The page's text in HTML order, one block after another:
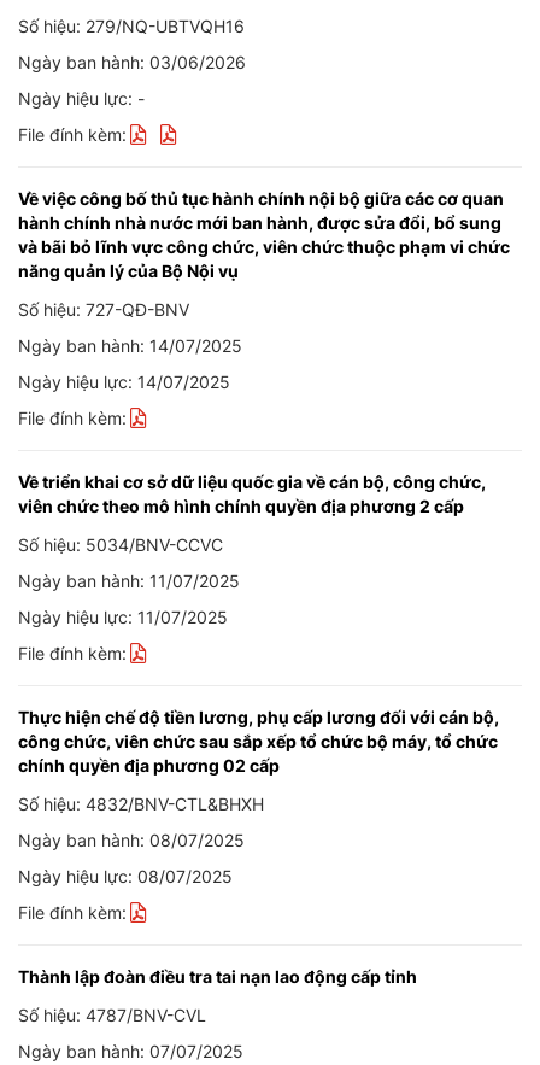
Số hiệu: 279/NQ-UBTVQH16
Ngày ban hành: 03/06/2026
Ngày hiệu lực: -
File đính kèm:
Về việc công bố thủ tục hành chính nội bộ giữa các cơ quan
hành chính nhà nước mới ban hành, được sửa đổi, bổ sung
và bãi bỏ lĩnh vực công chức, viên chức thuộc phạm vi chức
năng quản lý của Bộ Nội vụ
Số hiệu: 727-QĐ-BNV
Ngày ban hành: 14/07/2025
Ngày hiệu lực: 14/07/2025
File đính kèm:
Về triển khai cơ sở dữ liệu quốc gia về cán bộ, công chức,
viên chức theo mô hình chính quyền địa phương 2 cấp
Số hiệu: 5034/BNV-CCVC
Ngày ban hành: 11/07/2025
Ngày hiệu lực: 11/07/2025
File đính kèm:
Thực hiện chế độ tiền lương, phụ cấp lương đối với cán bộ,
công chức, viên chức sau sắp xếp tổ chức bộ máy, tổ chức
chính quyền địa phương 02 cấp
Số hiệu: 4832/BNV-CTL&BHXH
Ngày ban hành: 08/07/2025
Ngày hiệu lực: 08/07/2025
File đính kèm:
Thành lập đoàn điều tra tai nạn lao động cấp tỉnh
Số hiệu: 4787/BNV-CVL
Ngày ban hành: 07/07/2025